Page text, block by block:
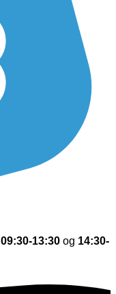
09:30-13:30 og 14:30-